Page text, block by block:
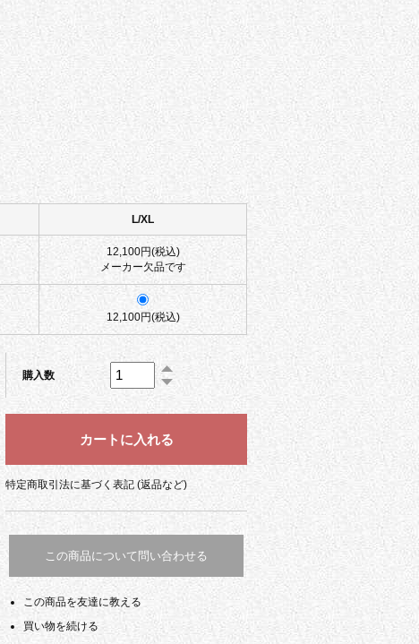
L/XL
12,100円(税込)
メーカー欠品です
12,100円(税込)
購入数
特定商取引法に基づく表記 (返品など)
この商品について問い合わせる
この商品を友達に教える
買い物を続ける